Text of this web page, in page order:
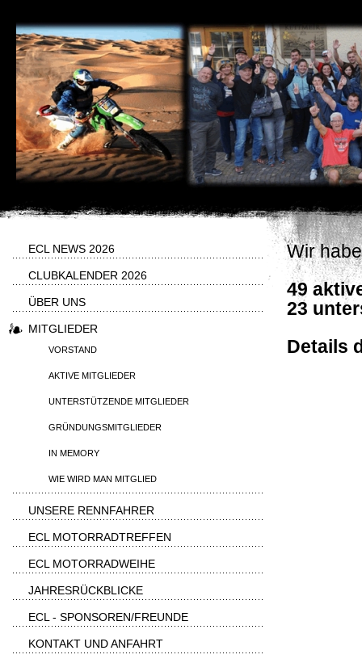
Wir
49
23
Details
ECL NEWS 2026
CLUBKALENDER 2026
ÜBER UNS
MITGLIEDER
VORSTAND
AKTIVE MITGLIEDER
UNTERSTÜTZENDE MITGLIEDER
GRÜNDUNGSMITGLIEDER
IN MEMORY
WIE WIRD MAN MITGLIED
UNSERE RENNFAHRER
ECL MOTORRADTREFFEN
ECL MOTORRADWEIHE
JAHRESRÜCKBLICKE
ECL - SPONSOREN/FREUNDE
KONTAKT UND ANFAHRT